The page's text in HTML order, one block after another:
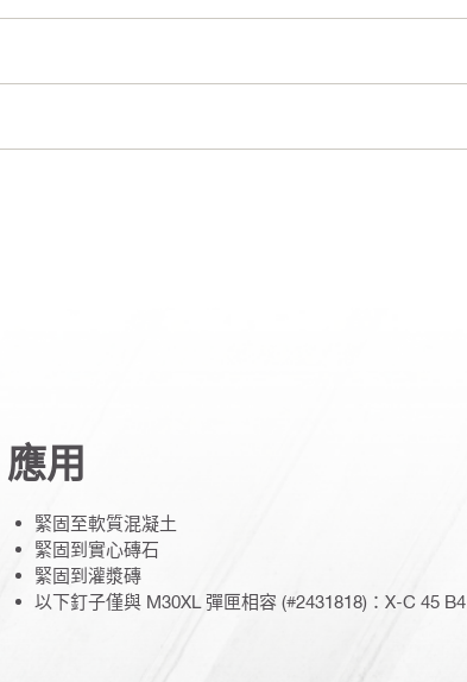
應用
緊固至軟質混凝土
緊固到實心磚石
緊固到灌漿磚
以下釘子僅與 M30XL 彈匣相容 (#2431818)：X-C 45 B4